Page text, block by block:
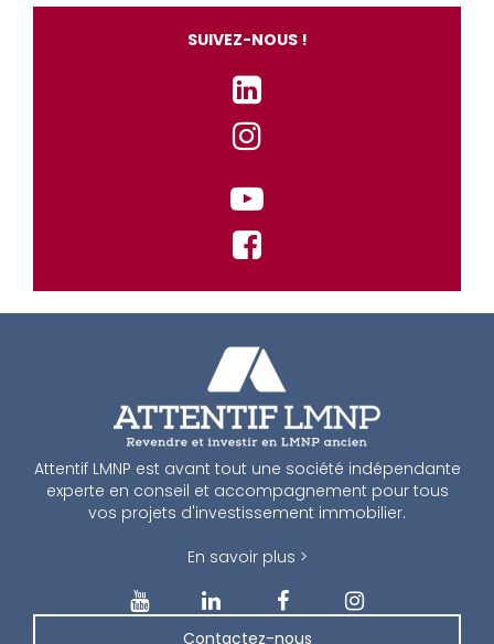
SUIVEZ-NOUS !
Attentif LMNP est avant tout une société indépendante
experte en conseil et accompagnement pour tous
vos projets d'investissement immobilier.
En savoir plus >
Contactez-nous